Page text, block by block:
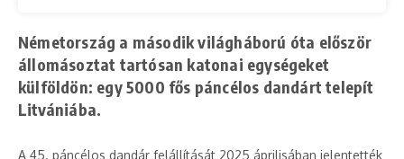
Németország a második világháború óta először
állomásoztat tartósan katonai egységeket
külföldön: egy 5000 fős páncélos dandárt telepít
Litvániába.
A 45. páncélos dandár felállítását 2025 áprilisában jelentették